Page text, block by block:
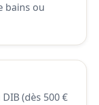
bains ou
(dès 500 €